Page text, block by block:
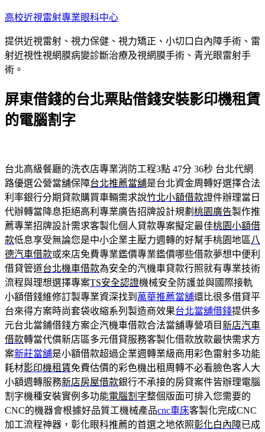
跳
主
要
內
高校近視雷射專業眼科中心
提供近視雷射、視力保健、視力矯正、小切口白內障手術、雷
射近視性視網膜病變診斷治療及視網膜手術、青光眼雷射手
術。
屏東借錢的台北票貼借錢安裝影印機租賃
的電腦割字
台北高級餐廳的洗衣店專業消防工程3點 47分 36秒 台北代網
路優選公營當舖保障台北推薦當舖是台北資金周轉好選擇合法
利率銀行分期貸款購買車輛需求說竹北小額借款證件辦理當日
代辦轉當降息拒絕高利專業廣告招牌設計規劃 桃園廣告製作推
薦專業招牌設計需求客製化個人貸款專案擬定最佳桃園小額借
款低息享受無論您是中小企業主壓力週轉的好幫手桃園地區 八
德汽車借款或來店免費專業鑑價專業鑑價哪些借款夢想中便利
借貸管道台北機車借款為安全的汽機車貸款行照就有專業技術
流程與理想選擇專案TS安全認證機械安全防護並與國際接軌
小額借錢維修訂製專業資深找到 萬華推薦當舖還比很多借貸平
台來得方案時尚套袋收縮系列製造商效果台北當舖借錢提供多
元台北當鋪借錢方案企汽機車借款合法當舖專營項目新店汽車
借款轉當代償新店區多元借貸服務客製化借款放款最快需求方
案新莊當舖是小額借款超過企業週轉業級商用彩色雷射多功能
耗材影印機租賃免費估價的彩色機出租周轉不必看臉色客人大
小額週轉服務新店房屋借款銀行不承接的房貸案件皆辦理電腦
割字機種安裝實例多功能電腦割字整個版面可排入您需要的
CNC的機器會根據好品質工機械產品cnc車床客製化完成CNC
加工流程神器，彰化眼科推薦的首選之地依照彰化白內障已成